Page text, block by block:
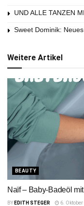
UND ALLE TANZEN
Sweet Dominik:
Weitere Artikel
BEAUTY
Naïf – Baby-Badeöl
BY EDITH STEGER 6.